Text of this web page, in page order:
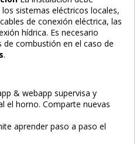
sistemas eléctricos locales,
de conexión eléctrica, las
hídrica. Es necesario
de combustión en el caso de
.
& webapp supervisa y
el horno. Comparte nuevas
aprender paso a paso el